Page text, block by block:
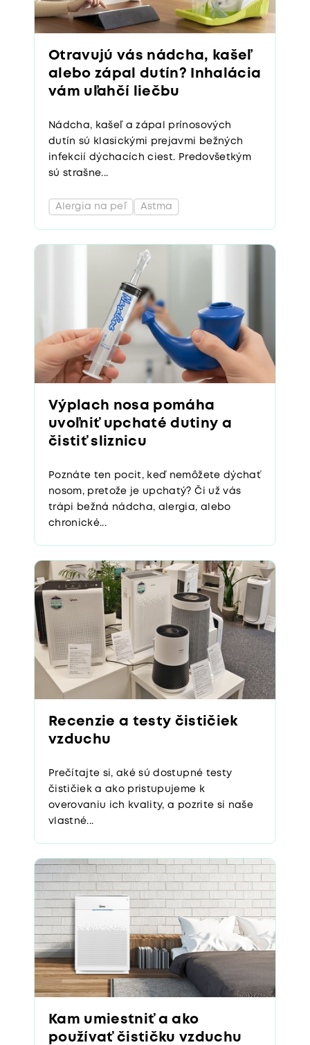
Otravujú vás nádcha, kašeľ
alebo zápal dutín? Inhalácia
vám uľahčí liečbu
Nádcha, kašeľ a zápal prínosových
dutín sú klasickými prejavmi bežných
infekcií dýchacích ciest. Predovšetkým
sú strašne...
Alergia na peľ Astma
Výplach nosa pomáha
uvoľniť upchaté dutiny a
čistiť sliznicu
Poznáte ten pocit, keď nemôžete dýchať
nosom, pretože je upchatý? Či už vás
trápi bežná nádcha, alergia, alebo
chronické...
Recenzie a testy čističiek
vzduchu
Prečítajte si, aké sú dostupné testy
čističiek a ako pristupujeme k
overovaniu ich kvality, a pozrite si naše
vlastné...
Kam umiestniť a ako
používať čističku vzduchu